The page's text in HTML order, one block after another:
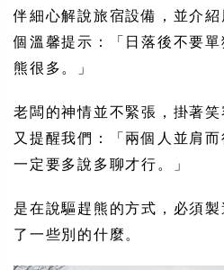
伴細心解說旅宿設備，並介
個溫馨提示：「日落後不要
熊很多。」
老闆的神情並不緊張，掛著笑
又提醒我們：「兩個人並肩
一定要多說多聊才行。」
是在說驅趕熊的方式，必須
了一些別的什麼。